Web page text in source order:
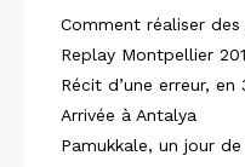
Comment réaliser des
Replay Montpellier
Récit d’une erreur,
Arrivée à Antalya
Pamukkale, un jour